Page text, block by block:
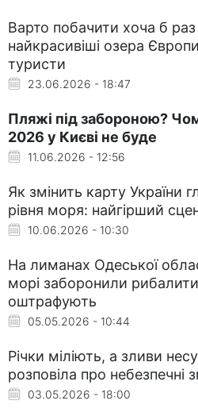
Варто побачити хоча б раз
найкрасивіші озера
туристи
23.06.2026 - 18:47
Пляжі під забороною?
2026 у Києві не буде
11.06.2026 - 12:56
Як змінить карту України
рівня моря: найгірший
10.06.2026 - 10:30
На лиманах Одеської
морі заборонили
оштрафують
05.05.2026 - 10:44
Річки міліють, а зливи
розповіла про небезпечні
03.05.2026 - 18:00